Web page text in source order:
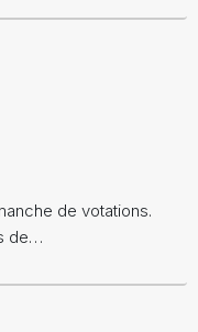
de votations.
de…